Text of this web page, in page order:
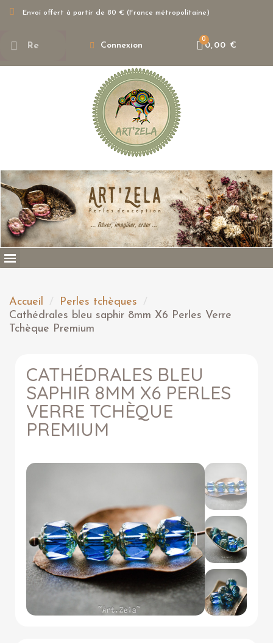
Envoi offert à partir de 80 € (France métropolitaine)
Connexion 0,00 €
Accueil
Perles tchèques
Cathédrales bleu saphir 8mm X6 Perles Verre
Tchèque Premium
CATHÉDRALES BLEU
SAPHIR 8MM X6 PERLES
VERRE TCHÈQUE
PREMIUM